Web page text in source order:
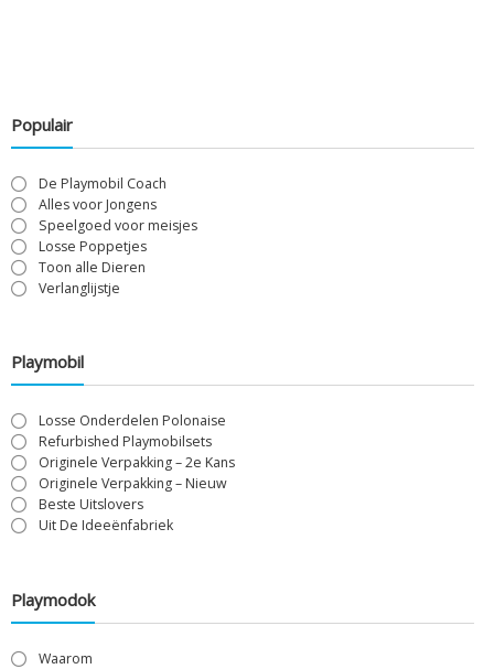
Populair
De Playmobil Coach
Alles voor Jongens
Speelgoed voor meisjes
Losse Poppetjes
Toon alle Dieren
Verlanglijstje
Playmobil
Losse Onderdelen Polonaise
Refurbished Playmobilsets
Originele Verpakking – 2e Kans
Originele Verpakking – Nieuw
Beste Uitslovers
Uit De Ideeënfabriek
Playmodok
Waarom